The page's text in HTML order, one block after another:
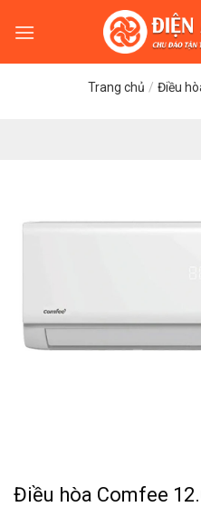
Trang chủ / Điều
Điều hòa Comfee